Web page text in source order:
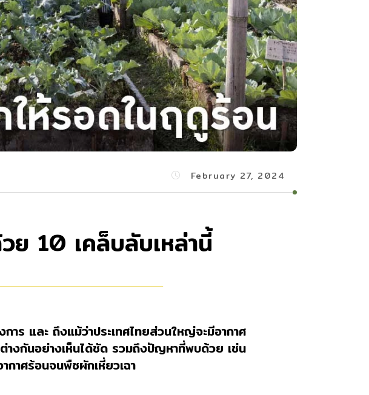
February 27, 2024
ย 10 เคล็บลับเหล่านี้
ร และ ถึงแม้ว่าประเทศไทยส่วนใหญ่จะมีอากาศ
งกันอย่างเห็นได้ชัด รวมถึงปัญหาที่พบด้วย เช่น
าศร้อนจนพืชผักเหี่ยวเฉา